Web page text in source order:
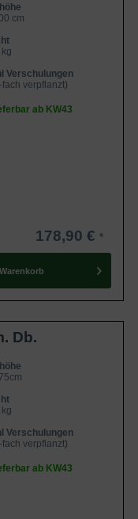
cm
Verschulungen
fach verpflanzt)
ab KW43
178,90 €
Warenkorb
Db.
Verschulungen
fach verpflanzt)
ab KW43